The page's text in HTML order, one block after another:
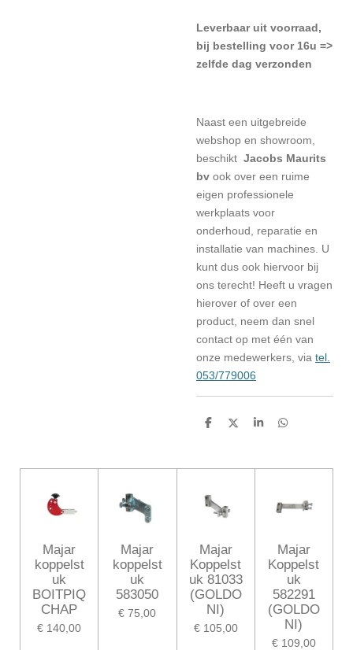
Leverbaar uit voorraad,
bij bestelling voor 16u =>
zelfde dag verzonden
Naast een uitgebreide
webshop en showroom,
beschikt Jacobs Maurits
bv ook over een ruime
eigen professionele
werkplaats voor
onderhoud, reparatie en
installatie van machines. U
kunt dus ook hiervoor bij
ons terecht! Heeft u vragen
hierover of over een
product, neem dan snel
contact op met één van
onze medewerkers, via tel.
053/779006
D
n
D
S
e
D
n
Majar
koppelst
uk
BOITPIQ
CHAP
€ 140,00
Majar
koppelst
uk
583050
€ 75,00
Majar
Koppelst
uk 81033
(GOLDO
NI)
€ 105,00
Majar
Koppelst
uk
582291
(GOLDO
NI)
€ 109,00